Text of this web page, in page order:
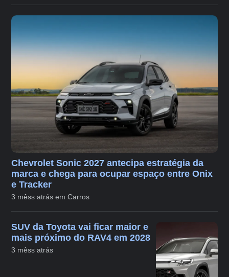
Chevrolet Sonic 2027 antecipa estratégia da
marca e chega para ocupar espaço entre Onix
e Tracker
3 mêss atrás em Carros
SUV da Toyota vai ficar maior e
mais próximo do RAV4 em 2028
3 mêss atrás